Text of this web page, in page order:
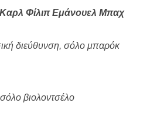
Φίλιπ Εμάνουελ Μπαχ
διεύθυνση, σόλο μπαρόκ
σόλο βιολοντσέλο